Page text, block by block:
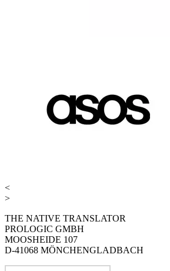
<
>
THE NATIVE TRANSLATOR
PROLOGIC GMBH
MOOSHEIDE 107
D-41068 MÖNCHENGLADBACH